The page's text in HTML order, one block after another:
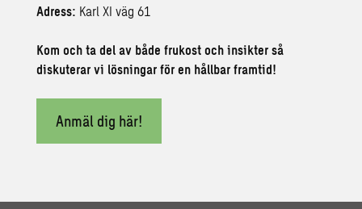
Adress: Karl XI väg 61
Kom och ta del av både frukost och insikter så
diskuterar vi lösningar för en hållbar framtid!
Anmäl dig här!